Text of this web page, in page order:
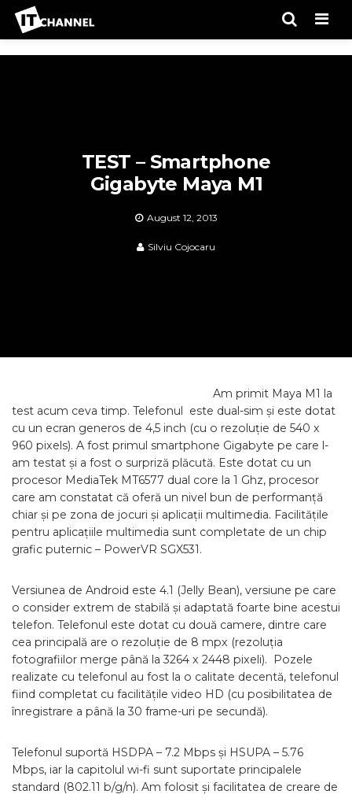
TEST – Smartphone
Gigabyte Maya M1
August 12, 2013
Silviu Cojocaru
Am primit Maya M1 la
test acum ceva timp. Telefonul este dual-sim și este dotat
cu un ecran generos de 4,5 inch (cu o rezoluție de 540 x
960 pixels). A fost primul smartphone Gigabyte pe care l-
am testat și a fost o surpriză plăcută. Este dotat cu un
procesor MediaTek MT6577 dual core la 1 Ghz, procesor
care am constatat că oferă un nivel bun de performanță
chiar și pe zona de jocuri și aplicații multimedia. Facilitățile
pentru aplicațiile multimedia sunt completate de un chip
grafic puternic – PowerVR SGX531.
Versiunea de Android este 4.1 (Jelly Bean), versiune pe care
o consider extrem de stabilă și adaptată foarte bine acestui
telefon. Telefonul este dotat cu două camere, dintre care
cea principală are o rezoluție de 8 mpx (rezoluția
fotografiilor merge până la 3264 x 2448 pixeli). Pozele
realizate cu telefonul au fost la o calitate decentă, telefonul
fiind completat cu facilitățile video HD (cu posibilitatea de
înregistrare a până la 30 frame-uri pe secundă).
Telefonul suportă HSDPA – 7.2 Mbps și HSUPA – 5.76
Mbps, iar la capitolul wi-fi sunt suportate principalele
standard (802.11 b/g/n). Am folosit și facilitatea de creare de